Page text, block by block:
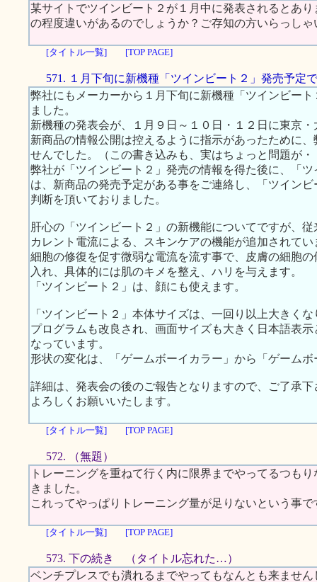
某サイトでツインビート２が１月中に発表されるとあ
の程度違いがあるのでしょうか？ご存知の方いらっしゃ
[タイトル一覧] [TOP PAGE]
571. １月下旬に新機種「ツインビート２」発売予定
弊社にもメーカーから１月下旬に新機種「ツインビー
ました。
新機種の発表会が、１月９日～１０日・１２日に東京
新商品の情報公開は控えるように指示があったために
せんでした。（この書き込みも、実はちょっと問題が・
弊社が「ツインビート２」発売の情報を得た後に、「
は、新商品の発売予定がある事をご連絡し、「ツイン
判断を頂いておりました。
肝心の「ツインビート２」の新機能についてですが、
カレント電流による、スキンケアの機能が追加されてい
細胞の修復を促す微弱な電流を流す事で、皮膚の細胞
入れ、具体的には肌のキメを整え、ハリを与えます。
「ツインビート２」は、顔にも使えます。
「ツインビート２」本体サイズは、一回り以上大きく
プログラムも改良され、画面サイズも大きく日本語表
なっています。
形状の変化は、「ゲームボーイカラー」から「ゲーム
詳細は、発表会の後のご報告となりますので、ご了承下
よろしくお願いいたします。
[タイトル一覧] [TOP PAGE]
572. （無題）
トレーニングを重ねて行く内に限界までやってるつも
きました。
これってやっぱりトレーニング量が足りないという事で
[タイトル一覧] [TOP PAGE]
573. 下の続き （タイトル忘れた…）
ベンチプレスでも潰れるまでやってもなんとも来ませ